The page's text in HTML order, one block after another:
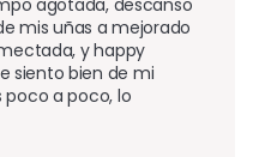
agotada, descanso
mis uñas a mejorado
y happy
siento bien de mi
a poco, lo